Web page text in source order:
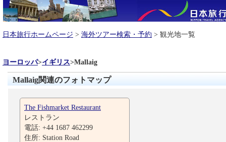
日本旅行ホームページ > 海外ツアー検索・予約 > 観光地一覧
ヨーロッパ>イギリス>Mallaig
Mallaig関連のフォトマップ
The Fishmarket Restaurant
レストラン
電話: +44 1687 462299
住所: Station Road